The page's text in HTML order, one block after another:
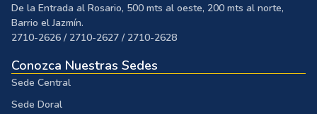
De la Entrada al Rosario, 500 mts al oeste, 200 mts al norte,
Barrio el Jazmín.
2710-2626 / 2710-2627 / 2710-2628
Conozca Nuestras Sedes
Sede Central
Sede Doral